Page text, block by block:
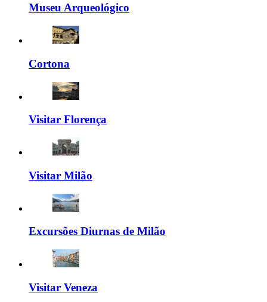
Museu Arqueológico
Cortona
Visitar Florença
Visitar Milão
Excursões Diurnas de Milão
Visitar Veneza